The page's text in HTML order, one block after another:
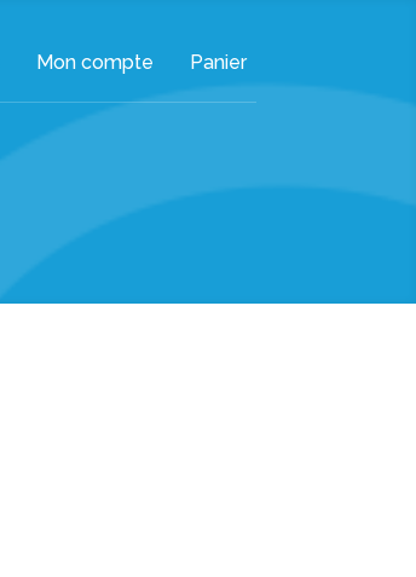
Mon compte Panier